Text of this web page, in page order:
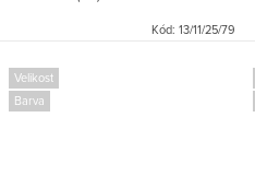
Kód: 13/11/25/79
Velikost
Barva